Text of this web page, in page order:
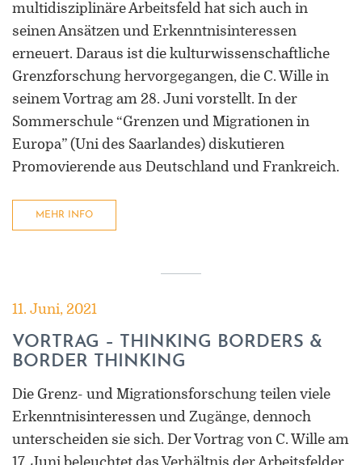
multidisziplinäre Arbeitsfeld hat sich auch in
seinen Ansätzen und Erkenntnisinteressen
erneuert. Daraus ist die kulturwissenschaftliche
Grenzforschung hervorgegangen, die C. Wille in
seinem Vortrag am 28. Juni vorstellt. In der
Sommerschule “Grenzen und Migrationen in
Europa” (Uni des Saarlandes) diskutieren
Promovierende aus Deutschland und Frankreich.
MEHR INFO
11. Juni, 2021
VORTRAG – THINKING BORDERS &
BORDER THINKING
Die Grenz- und Migrationsforschung teilen viele
Erkenntnisinteressen und Zugänge, dennoch
unterscheiden sie sich. Der Vortrag von C. Wille am